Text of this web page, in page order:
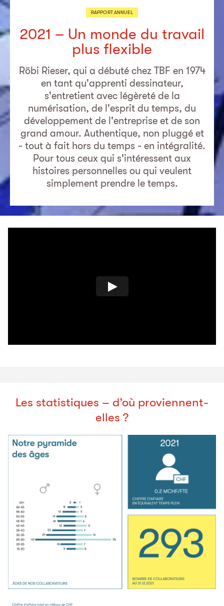
RAPPORT ANNUEL
2021 – Un monde du travail
plus flexible
Röbi Rieser, qui a débuté chez TBF en 1974
en tant qu'apprenti dessinateur,
s'entretient avec légèreté de la
numérisation, de l'esprit du temps, du
développement de l'entreprise et de son
grand amour. Authentique, non pluggé et
- tout à fait hors du temps - en intégralité.
Pour tous ceux qui s'intéressent aux
histoires personnelles ou qui veulent
simplement prendre le temps.
Les statistiques – d’où proviennent-
elles ?